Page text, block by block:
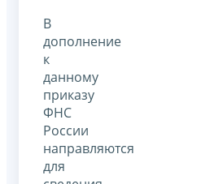
В
дополнение
к
данному
приказу
ФНС
России
направляются
для